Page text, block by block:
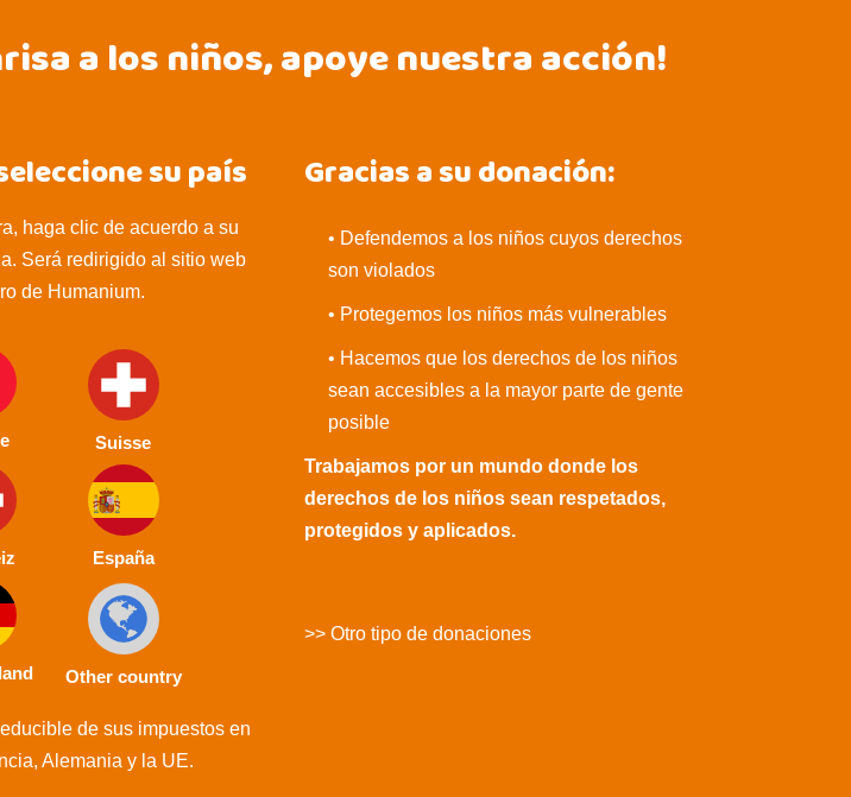
a los niños, apoye nuestra acción!
su país
haga clic de acuerdo a su
Será redirigido al sitio web
de Humanium.
Suisse
España
Other country
de sus impuestos en
Alemania y la UE.
Gracias a su donación:
• Defendemos a los niños cuyos derechos
son violados
• Protegemos los niños más vulnerables
• Hacemos que los derechos de los niños
sean accesibles a la mayor parte de gente
posible
Trabajamos por un mundo donde los
derechos de los niños sean respetados,
protegidos y aplicados.
>> Otro tipo de donaciones